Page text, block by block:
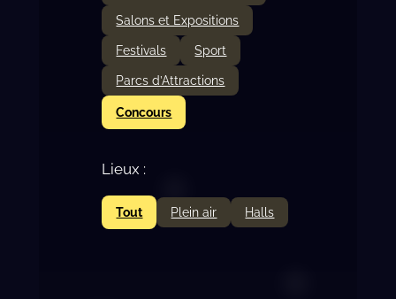
Salons et Expositions
Festivals
Sport
Parcs d’Attractions
Concours
Lieux :
Tout Plein air Halls